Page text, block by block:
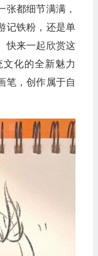
都细节满满，
记铁粉，还是单
快来一起欣赏这
化的全新魅力
笔，创作属于自